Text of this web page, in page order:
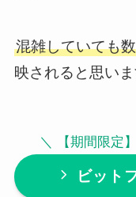
混雑していても
映されると思いま
＼ 【期間限定】
ビット